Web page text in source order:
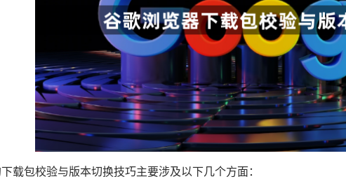
载包校验与版本切换技巧主要涉及以下几个方面：